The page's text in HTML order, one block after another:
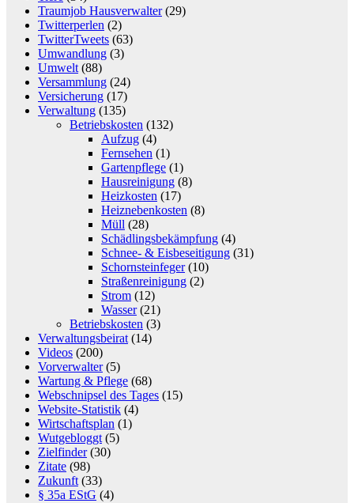
Traumjob Hausverwalter(29)
Twitterperlen (2)
TwitterTweets (63)
Umwandlung (3)
Umwelt (88)
Versammlung (24)
Versicherung (17)
Verwaltung (135)
Betriebskosten (132)
Aufzug (4)
Fernsehen (1)
Gartenpflege (1)
Hausreinigung (8)
Heizkosten (17)
Heiznebenkosten (8)
Müll (28)
Schädlingsbekämpfung (4)
Schnee- & Eisbeseitigung (31)
Schornsteinfeger(10)
Straßenreinigung (2)
Strom (12)
Wasser(21)
Betriebskosten (3)
Verwaltungsbeirat (14)
Videos (200)
Vorverwalter(5)
Wartung & Pflege (68)
Webschnipsel des Tages (15)
Website-Statistik (4)
Wirtschaftsplan (1)
Wutgebloggt (5)
Zielfinder(30)
Zitate (98)
Zukunft (33)
§ 35a EStG (4)